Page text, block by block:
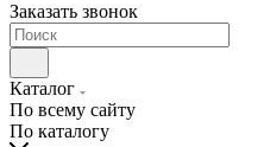
Заказать звонок
Каталог
По всему сайту
По каталогу